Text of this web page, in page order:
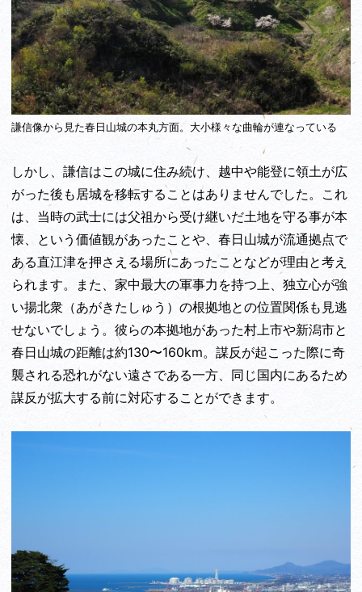
謙信像から見た春日山城の本丸方面。大小様々な曲輪が連なっている
しかし、謙信はこの城に住み続け、越中や能登に領土が広
がった後も居城を移転することはありませんでした。これ
は、当時の武士には父祖から受け継いだ土地を守る事が本
懐、という価値観があったことや、春日山城が流通拠点で
ある直江津を押さえる場所にあったことなどが理由と考え
られます。また、家中最大の軍事力を持つ上、独立心が強
い揚北衆（あがきたしゅう）の根拠地との位置関係も見逃
せないでしょう。彼らの本拠地があった村上市や新潟市と
春日山城の距離は約130〜160km。謀反が起こった際に奇
襲される恐れがない遠さである一方、同じ国内にあるため
謀反が拡大する前に対応することができます。